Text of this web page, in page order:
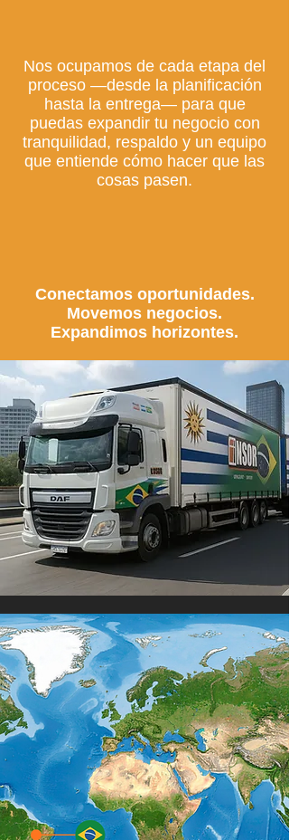
Nos ocupamos de cada etapa del
proceso —desde la planificación
hasta la entrega— para que
puedas expandir tu negocio con
tranquilidad, respaldo y un equipo
que entiende cómo hacer que las
cosas pasen.
Conectamos oportunidades.
Movemos negocios.
Expandimos horizontes.